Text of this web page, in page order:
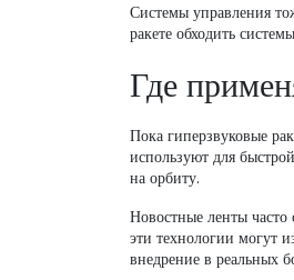
Системы управления
ракете обходить
Где
Пока гиперзвуковые
используют для
на орбиту.
Новостные ленты
эти технологии могут
внедрение в реальных